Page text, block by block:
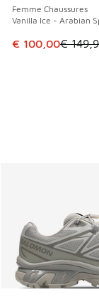
Femme Chaussures
Vanilla Ice - Arabian
Cet article est
€ 100,00€